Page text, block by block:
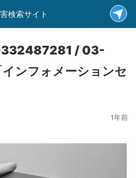
検索サイト
/ 03-
ンフォメーションセ
1年前